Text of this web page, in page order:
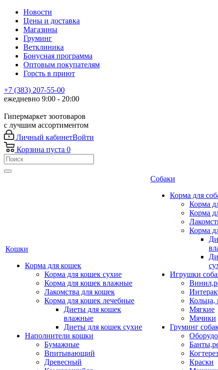
Новости
Цены и доставка
Магазины
Груминг
Ветклиника
Бонусная программа
Оптовым покупателям
Горсть в приют
+7 (383) 207-55-00
ежедневно 9:00 - 20:00
Гипермаркет зоотоваров
с лучшим ассортиментом
Личный кабинетВойти
Корзина пуста 0
Кошки
Корма для кошек
Корма для кошек сухие
Корма для кошек влажные
Лакомства для кошек
Корма для кошек лечебные
Диеты для кошек
влажные
Диеты для кошек сухие
Наполнители кошки
Бумажные
Впитывающий
Древесный
Собаки
Корма для
Корма
Корма
Корма
Игрушки
Кольца,
Мягкие
Мячики
Груминг
Краски